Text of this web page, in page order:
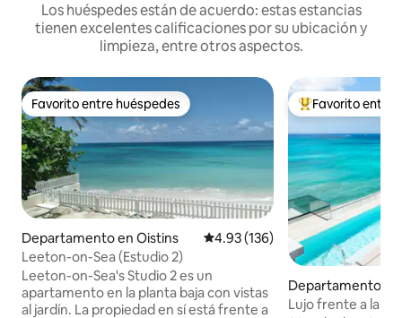
Los huéspedes están de acuerdo: estas estancias
tienen excelentes calificaciones por su ubicación y
limpieza, entre otros aspectos.
Favorito entre huéspedes
Favorito entre huéspedes
Departamento en Oistins Calificación promedio: 4.93 de
4.93 (136)
Leeton-on-Sea (Estudio 2)
Leeton-on-Sea's Studio 2 es un
apartamento en la planta baja con vistas
al jardín. La propiedad en sí está frente a
De los mejores
Favorito entre
Departamento
Lujo frente a la